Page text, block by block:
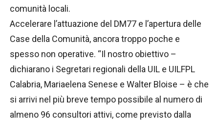
comunità locali.
Accelerare l’attuazione del DM77 e l’apertura delle
Case della Comunità, ancora troppo poche e
spesso non operative. “Il nostro obiettivo –
dichiarano i Segretari regionali della UIL e UILFPL
Calabria, Mariaelena Senese e Walter Bloise – è che
si arrivi nel più breve tempo possibile al numero di
almeno 96 consultori attivi, come previsto dalla